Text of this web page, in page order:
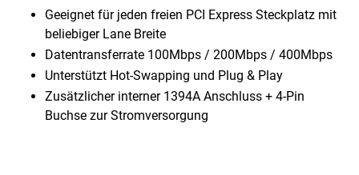
Geeignet für jeden freien PCI Express Steckplatz mit
beliebiger Lane Breite
Datentransferrate 100Mbps / 200Mbps / 400Mbps
Unterstützt Hot-Swapping und Plug & Play
Zusätzlicher interner 1394A Anschluss + 4-Pin
Buchse zur Stromversorgung